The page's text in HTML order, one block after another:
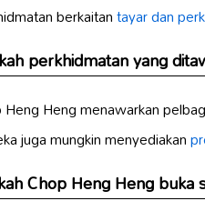
berkaitantayar dan
perkhidmatan yang
Heng Heng menawarkan
juga mungkin menyediakan
Chop Heng Heng buka